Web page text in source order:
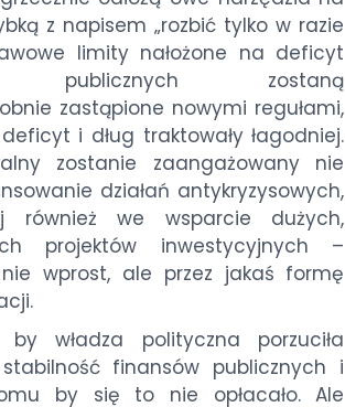
z napisem „rozbić tylko w razie
limity nałożone na deficyt
publicznych zostaną
zastąpione nowymi regułami,
i dług traktowały łagodniej.
zostanie zaangażowany nie
działań antykryzysowych,
również we wsparcie dużych,
projektów inwestycyjnych –
wprost, ale przez jakaś formę
by władza polityczna porzuciła
finansów publicznych i
by się to nie opłacało. Ale